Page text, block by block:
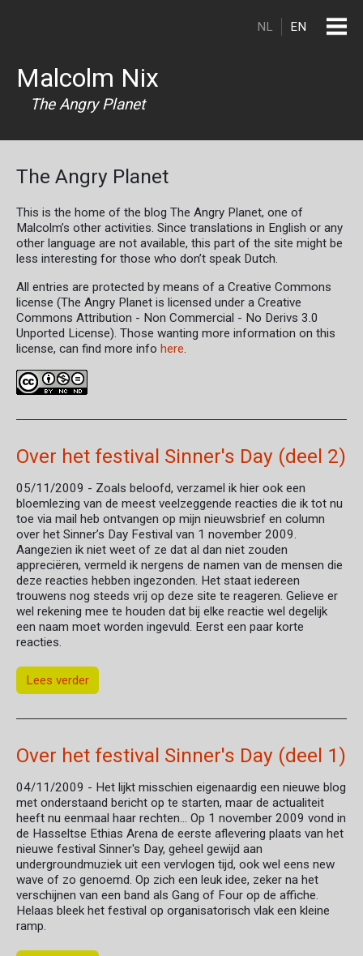
Malcolm Nix
The Angry Planet
NL EN
The Angry Planet
This is the home of the blog The Angry Planet, one of
Malcolm’s other activities. Since translations in English or any
other language are not available, this part of the site might be
less interesting for those who don’t speak Dutch.
All entries are protected by means of a Creative Commons
license (The Angry Planet is licensed under a Creative
Commons Attribution - Non Commercial - No Derivs 3.0
Unported License). Those wanting more information on this
license, can find more info here.
Over het festival Sinner's Day (deel 2)
05/11/2009 - Zoals beloofd, verzamel ik hier ook een
bloemlezing van de meest veelzeggende reacties die ik tot nu
toe via mail heb ontvangen op mijn nieuwsbrief en column
over het Sinner’s Day Festival van 1 november 2009.
Aangezien ik niet weet of ze dat al dan niet zouden
appreciëren, vermeld ik nergens de namen van de mensen die
deze reacties hebben ingezonden. Het staat iedereen
trouwens nog steeds vrij op deze site te reageren. Gelieve er
wel rekening mee te houden dat bij elke reactie wel degelijk
een naam moet worden ingevuld. Eerst een paar korte
reacties.
Lees verder
Over het festival Sinner's Day (deel 1)
04/11/2009 - Het lijkt misschien eigenaardig een nieuwe blog
met onderstaand bericht op te starten, maar de actualiteit
heeft nu eenmaal haar rechten... Op 1 november 2009 vond in
de Hasseltse Ethias Arena de eerste aflevering plaats van het
nieuwe festival Sinner's Day, geheel gewijd aan
undergroundmuziek uit een vervlogen tijd, ook wel eens new
wave of zo genoemd. Op zich een leuk idee, zeker na het
verschijnen van een band als Gang of Four op de affiche.
Helaas bleek het festival op organisatorisch vlak een kleine
ramp.